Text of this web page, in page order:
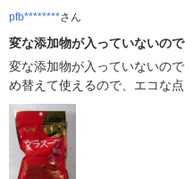
pfb********さん
変な添加物が入っていないの
変な添加物が入っていないの
め替えて使えるので、エコな点